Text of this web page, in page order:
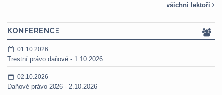
všichni lektoři
KONFERENCE
01.10.2026
Trestní právo daňové - 1.10.2026
02.10.2026
Daňové právo 2026 - 2.10.2026